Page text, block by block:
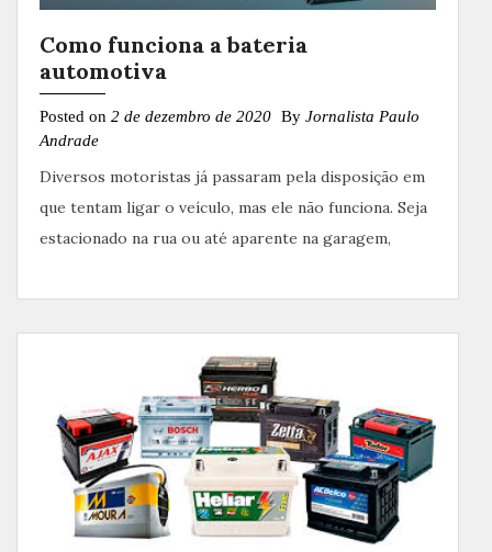
Como funciona a bateria
automotiva
Posted on 2 de dezembro de 2020 By Jornalista Paulo
Andrade
Diversos motoristas já passaram pela disposição em
que tentam ligar o veículo, mas ele não funciona. Seja
estacionado na rua ou até aparente na garagem,